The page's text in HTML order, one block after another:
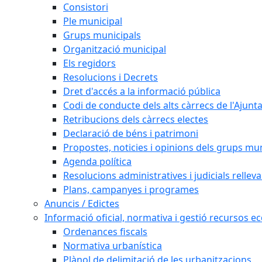
Consistori
Ple municipal
Grups municipals
Organització municipal
Els regidors
Resolucions i Decrets
Dret d'accés a la informació pública
Codi de conducte dels alts càrrecs de
Retribucions dels càrrecs electes
Declaració de béns i patrimoni
Propostes, noticies i opinions dels grups
Agenda política
Resolucions administratives i judicials
Plans, campanyes i programes
Anuncis / Edictes
Informació oficial, normativa i gestió recursos
Ordenances fiscals
Normativa urbanística